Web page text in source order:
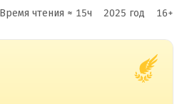
Время чтения ≈ 15ч 2025 год 16+